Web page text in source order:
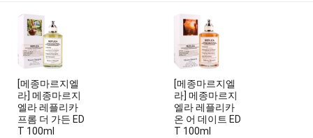
[메종마르지엘
라] 메종마르지
엘라 레플리카
프롬 더 가든 ED
T 100ml
[메종마르지엘
라] 메종마르지
엘라 레플리카
온 어 데이트 ED
T 100ml